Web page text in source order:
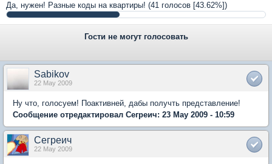
Да, нужен! Разные коды на квартиры! (41 голосов [43.62%])
Гости не могут голосовать
Sabikov
22 May 2009
Ну что, голосуем! Поактивней, дабы получть представление!
Сообщение отредактировал Сегреич: 23 May 2009 - 10:59
Сегреич
22 May 2009